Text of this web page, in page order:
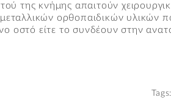
της κνήμης απαιτούν
ορθοπαιδικών υλικών
οστό είτε το συνδέουν στην
Tags: